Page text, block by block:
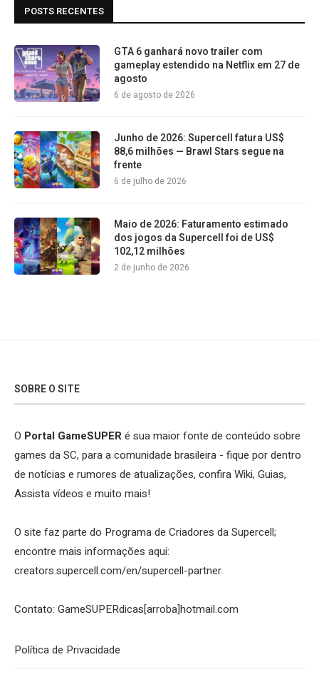
POSTS RECENTES
GTA 6 ganhará novo trailer com
gameplay estendido na Netflix em 27 de
agosto
6 de agosto de 2026
Junho de 2026: Supercell fatura US$
88,6 milhões — Brawl Stars segue na
frente
6 de julho de 2026
Maio de 2026: Faturamento estimado
dos jogos da Supercell foi de US$
102,12 milhões
2 de junho de 2026
SOBRE O SITE
O Portal GameSUPERé sua maior fonte de conteúdo sobre
games da SC, para a comunidade brasileira - fique por dentro
de notícias e rumores de atualizações, confira Wiki, Guias,
Assista vídeos e muito mais!
O site faz parte do Programa de Criadores da Supercell;
encontre mais informações aqui:
creators.supercell.com/en/supercell-partner.
Contato: GameSUPERdicas[arroba]hotmail.com
Política de Privacidade